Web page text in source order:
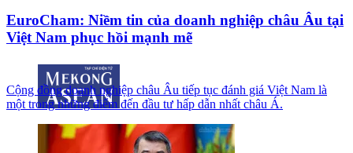
EuroCham: Niềm tin của doanh nghiệp châu Âu tại
Việt Nam phục hồi mạnh mẽ
Cộng đồng doanh nghiệp châu Âu tiếp tục đánh giá Việt Nam là
một trong những điểm đến đầu tư hấp dẫn nhất châu Á.